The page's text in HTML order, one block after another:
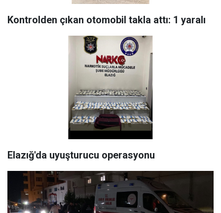
Kontrolden çıkan otomobil takla attı: 1 yaralı
Elazığ'da uyuşturucu operasyonu